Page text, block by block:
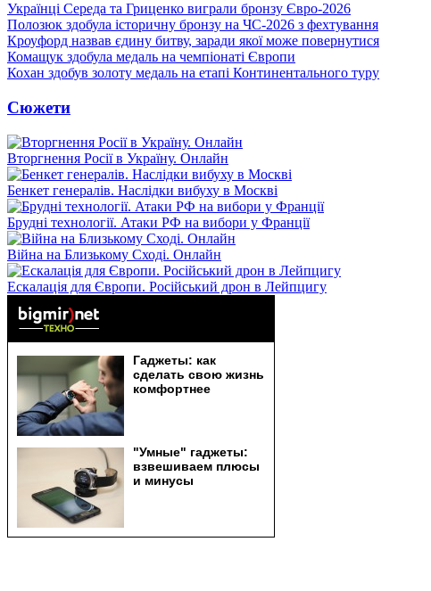
Українці Середа та Гриценко виграли бронзу Євро-2026
Полозюк здобула історичну бронзу на ЧС-2026 з фехтування
Кроуфорд назвав єдину битву, заради якої може повернутися
Комащук здобула медаль на чемпіонаті Європи
Кохан здобув золоту медаль на етапі Континентального туру
Сюжети
Вторгнення Росії в Україну. Онлайн
Бенкет генералів. Наслідки вибуху в Москві
Брудні технології. Атаки РФ на вибори у Франції
Війна на Близькому Сході. Онлайн
Ескалація для Європи. Російський дрон в Лейпцигу